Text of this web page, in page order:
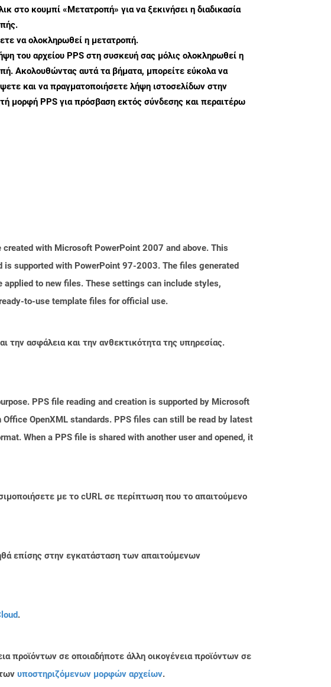
στο κουμπί «Μετατροπή» για να ξεκινήσει η διαδικασία
να ολοκληρωθεί η μετατροπή.
του αρχείου PPS στη συσκευή σας μόλις ολοκληρωθεί η
Ακολουθώντας αυτά τα βήματα, μπορείτε εύκολα να
και να πραγματοποιήσετε λήψη ιστοσελίδων στην
μορφή PPS για πρόσβαση εκτός σύνδεσης και περαιτέρω
with Microsoft PowerPoint 2007 and above. This
supported with PowerPoint 97-2003. The files generated
to new files. These settings can include styles,
to-use template files for official use.
την ασφάλεια και την ανθεκτικότητα της υπηρεσίας.
PPS file reading and creation is supported by Microsoft
OpenXML standards. PPS files can still be read by latest
When a PPS file is shared with another user and opened, it
με το cURL σε περίπτωση που το απαιτούμενο
επίσης στην εγκατάσταση των απαιτούμενων
.
προϊόντων σε οποιαδήποτε άλλη οικογένεια προϊόντων σε
υποστηριζόμενων μορφών αρχείων.